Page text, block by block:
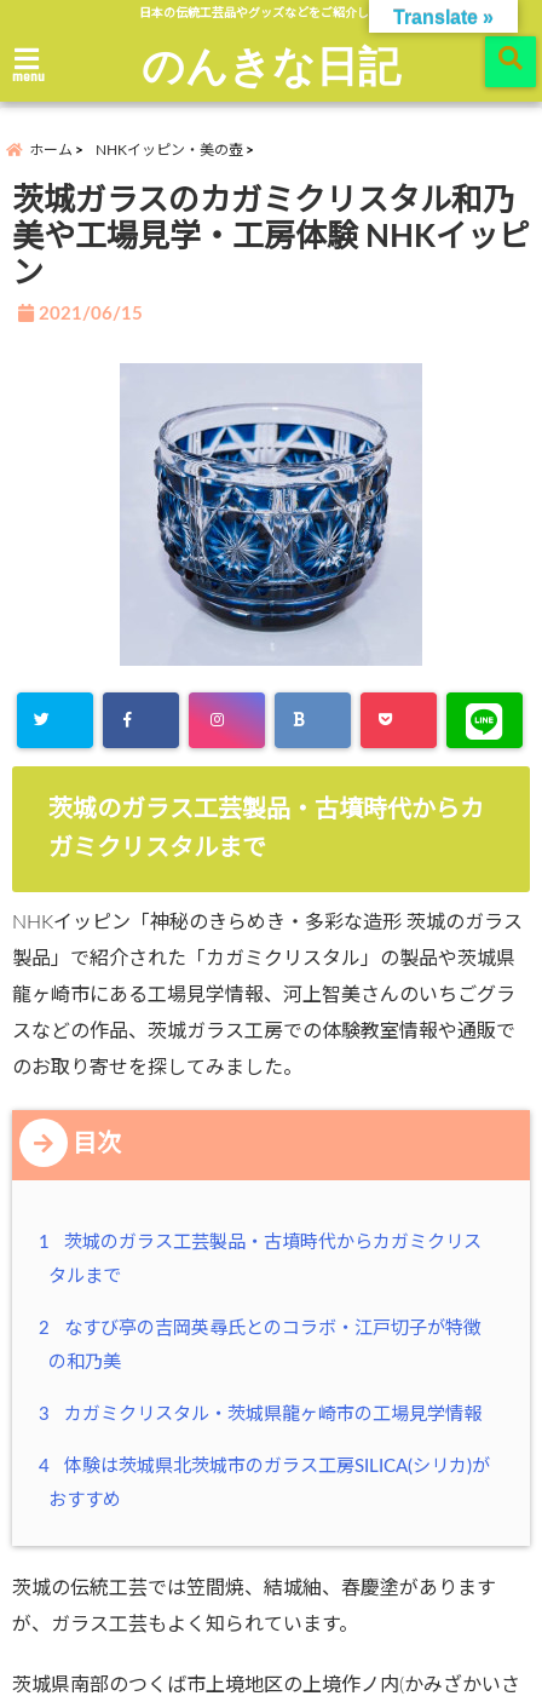
日本の伝統工芸品やグッズなどをご紹介します。
menu のんきな日記
ホーム NHKイッピン・美の壺
茨城ガラスのカガミクリスタル和乃
美や工場見学・工房体験 NHKイッピ
ン
2021/06/15
茨城のガラス工芸製品・古墳時代からカ
ガミクリスタルまで
NHKイッピン「神秘のきらめき・多彩な造形 茨城のガラス
製品」で紹介された「カガミクリスタル」の製品や茨城県
龍ヶ崎市にある工場見学情報、河上智美さんのいちごグラ
スなどの作品、茨城ガラス工房での体験教室情報や通販で
のお取り寄せを探してみました。
目次
1
茨城のガラス工芸製品・古墳時代からカガミクリス
タルまで
2
なすび亭の吉岡英尋氏とのコラボ・江戸切子が特徴
の和乃美
3 カガミクリスタル・茨城県龍ヶ崎市の工場見学情報
4
体験は茨城県北茨城市のガラス工房SILICA(シリカ)が
おすすめ
茨城の伝統工芸では笠間焼、結城紬、春慶塗があります
が、ガラス工芸もよく知られています。
茨城県南部のつくば市上境地区の上境作ノ内(かみざかいさ
Translate »